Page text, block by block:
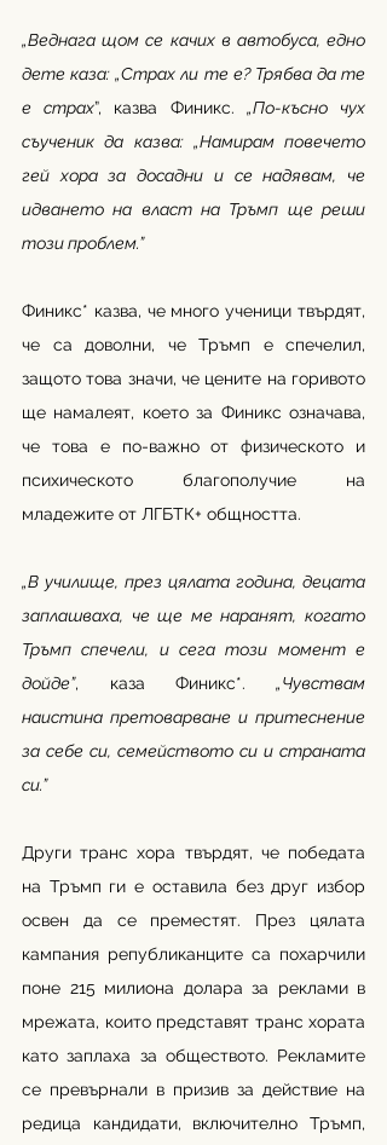
„Веднага щом се качих в автобуса, едно
дете каза: „Страх ли те е? Трябва да те
е страх”, казва Финикс. „По-късно чух
съученик да казва: „Намирам повечето
гей хора за досадни и се надявам, че
идването на власт на Тръмп ще реши
този проблем.”
Финикс* казва, че много ученици твърдят,
че са доволни, че Тръмп е спечелил,
защото това значи, че цените на горивото
ще намалеят, което за Финикс означава,
че това е по-важно от физическото и
психическото благополучие на
младежите от ЛГБТК+ общността.
„В училище, през цялата година, децата
заплашваха, че ще ме наранят, когато
Тръмп спечели, и сега този момент е
дойде”, каза Финикс*. „Чувствам
наистина претоварване и притеснение
за себе си, семейството си и страната
си.”
Други транс хора твърдят, че победата
на Тръмп ги е оставила без друг избор
освен да се преместят. През цялата
кампания републиканците са похарчили
поне 215 милиона долара за реклами в
мрежата, които представят транс хората
като заплаха за обществото. Рекламите
се превърнали в призив за действие на
редица кандидати, включително Тръмп,